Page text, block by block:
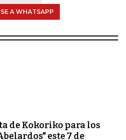
A WHATSAPP
de Kokoriko para los
este 7 de